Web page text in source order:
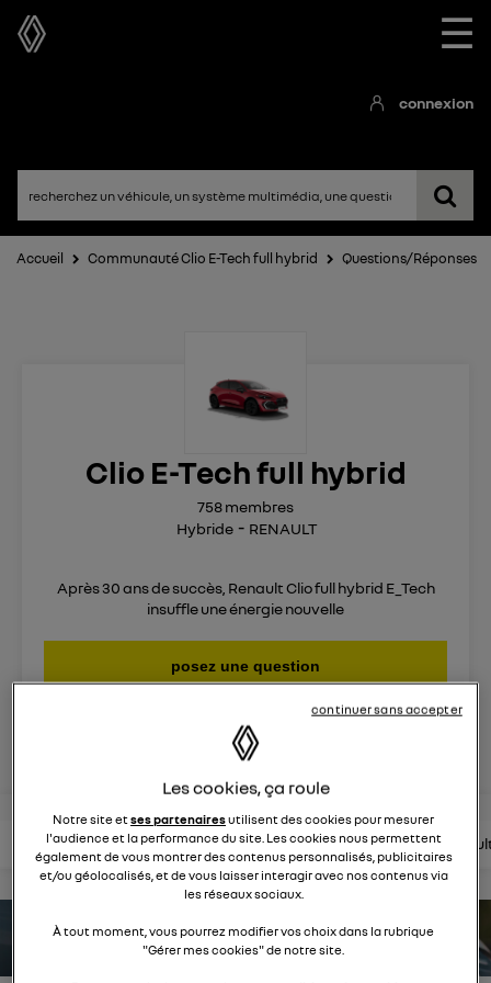
☰
connexion
Accueil Communauté Clio E-Tech full hybrid Questions/Réponses
Clio E-Tech full hybrid
Hybride RENAULT
758membres
Après 30 ans de succès, Renault Clio full hybrid E_Tech
insuffle une énergie nouvelle
posez une question
rejoignez
lire les questions lire les articles consultez la brochure
estimez votre autonomie
Les cookies, ça roule
Notre site etses partenairesutilisent des cookies pour mesurer
l'audience et la performance du site. Les cookies nous permettent
également de vous montrer des contenus personnalisés, publicitaires
et/ou géolocalisés, et de vous laisser interagir avec nos contenus via
les réseaux sociaux.
À tout moment, vous pourrez modifier vos choix dans la rubrique
"Gérer mes cookies" de notre site.
continuer sans accepter